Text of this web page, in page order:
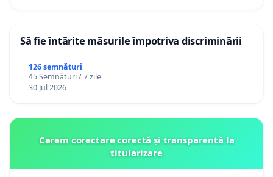
Să fie întărite măsurile împotriva discriminării
126 semnături
45 Semnături / 7 zile
30 Jul 2026
Cerem corectare corectă și transparentă la
titularizare